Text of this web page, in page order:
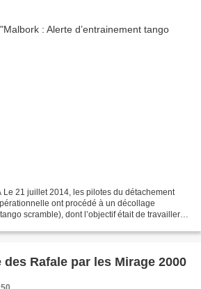
Le 21 juillet 2014, les pilotes du détachement
ont procédé à un décollage
scramble), dont l’objectif était de travailler la
Rafale par les Mirage 2000